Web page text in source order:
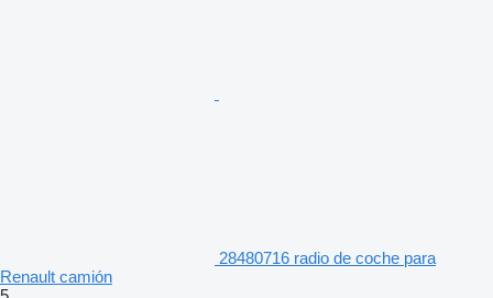
28480716 radio de coche para
Renault camión